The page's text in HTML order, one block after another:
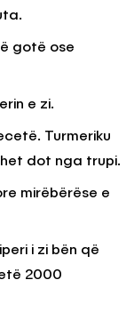
gotë ose
e zi.
Turmeriku
dot nga trupi.
mirëbërëse e
i zi bën që
2000